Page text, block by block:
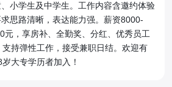
小学生及中学生。工作内容含邀约体验
思路清晰，表达能力强。薪资8000-
元，享房补、全勤奖、分红、优秀员工
持弹性工作，接受兼职日结。欢迎有
大专学历者加入！